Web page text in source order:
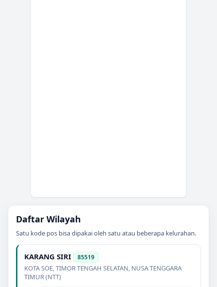
Daftar Wilayah
Satu kode pos bisa dipakai oleh satu atau beberapa kelurahan.
KARANG SIRI 85519
KOTA SOE,TIMOR TENGAH SELATAN, NUSA TENGGARA
TIMUR (NTT)